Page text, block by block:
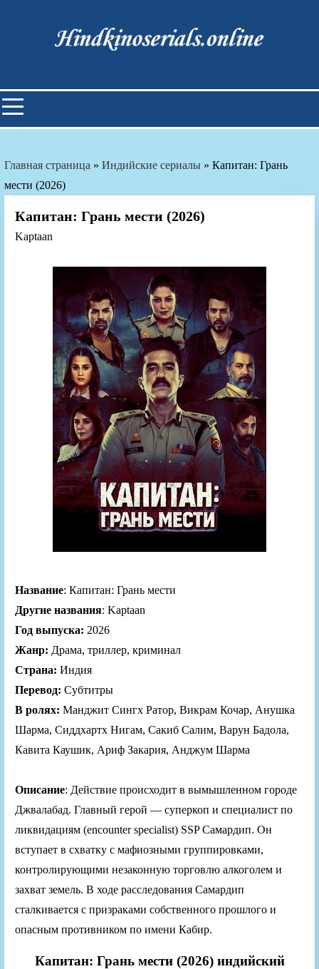
Индийские фильмы смотреть
онлайн
Главная страница » Индийские сериалы » Капитан: Грань
мести (2026)
Капитан: Грань мести (2026)
Kaptaan
Название: Капитан: Грань мести
Другие названия: Kaptaan
Год выпуска: 2026
Жанр: Драма, триллер, криминал
Страна: Индия
Перевод: Субтитры
В ролях: Манджит Сингх Ратор, Викрам Кочар, Анушка
Шарма, Сиддхартх Нигам, Сакиб Салим, Варун Бадола,
Кавита Каушик, Ариф Закария, Анджум Шарма
Описание: Действие происходит в вымышленном городе
Джвалабад. Главный герой — суперкоп и специалист по
ликвидациям (encounter specialist) SSP Самардип. Он
вступает в схватку с мафиозными группировками,
контролирующими незаконную торговлю алкоголем и
захват земель. В ходе расследования Самардип
сталкивается с призраками собственного прошлого и
опасным противником по имени Кабир.
Капитан: Грань мести (2026) индийский